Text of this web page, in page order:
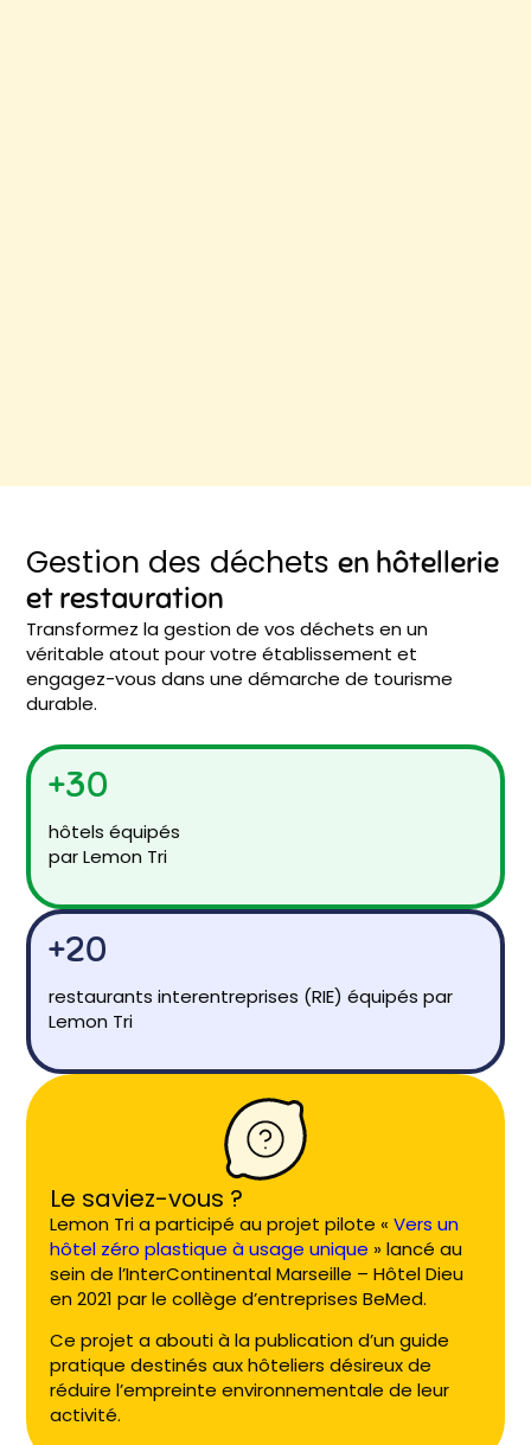
Gestion des déchetsen hôtellerie
et restauration
Transformez la gestion de vos déchets en un
véritable atout pour votre établissement et
engagez-vous dans une démarche de tourisme
durable.
+30
hôtels équipés
par Lemon Tri
+20
restaurants interentreprises (RIE) équipés par
Lemon Tri
Le saviez-vous ?
Lemon Tri a participé au projet pilote «Vers un
hôtel zéro plastique à usage unique » lancé au
sein de l’InterContinental Marseille – Hôtel Dieu
en 2021 par le collège d’entreprises BeMed.
Ce projet a abouti à la publication d’un guide
pratique destinés aux hôteliers désireux de
réduire l’empreinte environnementale de leur
activité.